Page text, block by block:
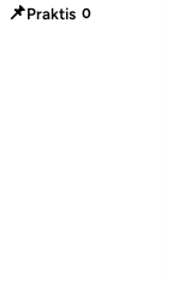
📌Praktis 0